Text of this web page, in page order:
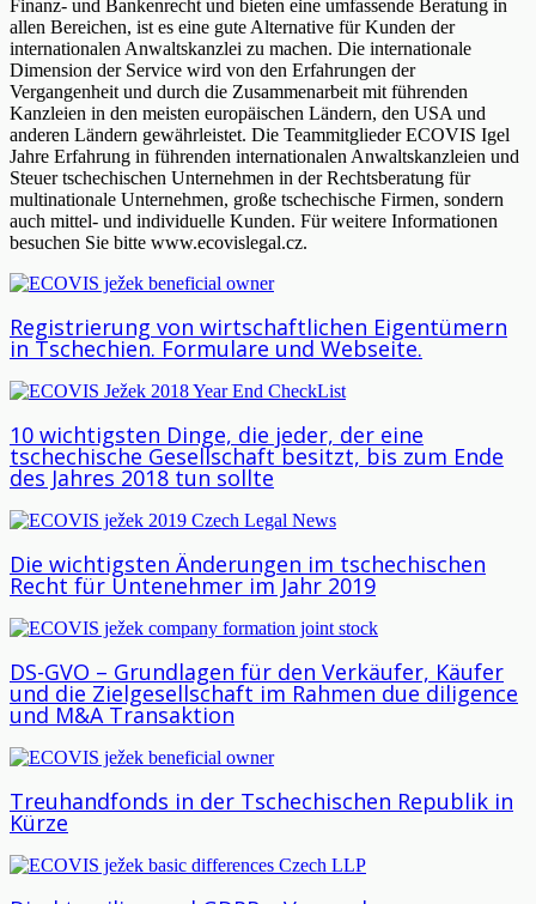
Finanz- und Bankenrecht und bieten eine umfassende Beratung in
allen Bereichen, ist es eine gute Alternative für Kunden der
internationalen Anwaltskanzlei zu machen. Die internationale
Dimension der Service wird von den Erfahrungen der
Vergangenheit und durch die Zusammenarbeit mit führenden
Kanzleien in den meisten europäischen Ländern, den USA und
anderen Ländern gewährleistet. Die Teammitglieder ECOVIS Igel
Jahre Erfahrung in führenden internationalen Anwaltskanzleien und
Steuer tschechischen Unternehmen in der Rechtsberatung für
multinationale Unternehmen, große tschechische Firmen, sondern
auch mittel- und individuelle Kunden. Für weitere Informationen
besuchen Sie bitte www.ecovislegal.cz.
Registrierung von wirtschaftlichen Eigentümern
in Tschechien. Formulare und Webseite.
10 wichtigsten Dinge, die jeder, der eine
tschechische Gesellschaft besitzt, bis zum Ende
des Jahres 2018 tun sollte
Die wichtigsten Änderungen im tschechischen
Recht für Untenehmer im Jahr 2019
DS-GVO – Grundlagen für den Verkäufer, Käufer
und die Zielgesellschaft im Rahmen due diligence
und M&A Transaktion
Treuhandfonds in der Tschechischen Republik in
Kürze